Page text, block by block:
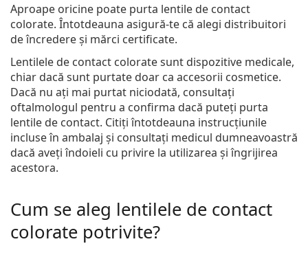
Aproape oricine poate purta lentile de contact
colorate. Întotdeauna asigură-te că alegi distribuitori
de încredere și mărci certificate.
Lentilele de contact colorate sunt dispozitive medicale,
chiar dacă sunt purtate doar ca accesorii cosmetice.
Dacă nu ați mai purtat niciodată, consultați
oftalmologul pentru a confirma dacă puteți purta
lentile de contact. Citiți întotdeauna instrucțiunile
incluse în ambalaj și consultați medicul dumneavoastră
dacă aveți îndoieli cu privire la utilizarea și îngrijirea
acestora.
Cum se aleg lentilele de contact
colorate potrivite?